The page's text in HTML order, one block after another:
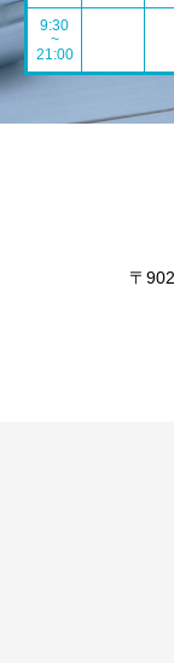
9:30
~
21:00
〒